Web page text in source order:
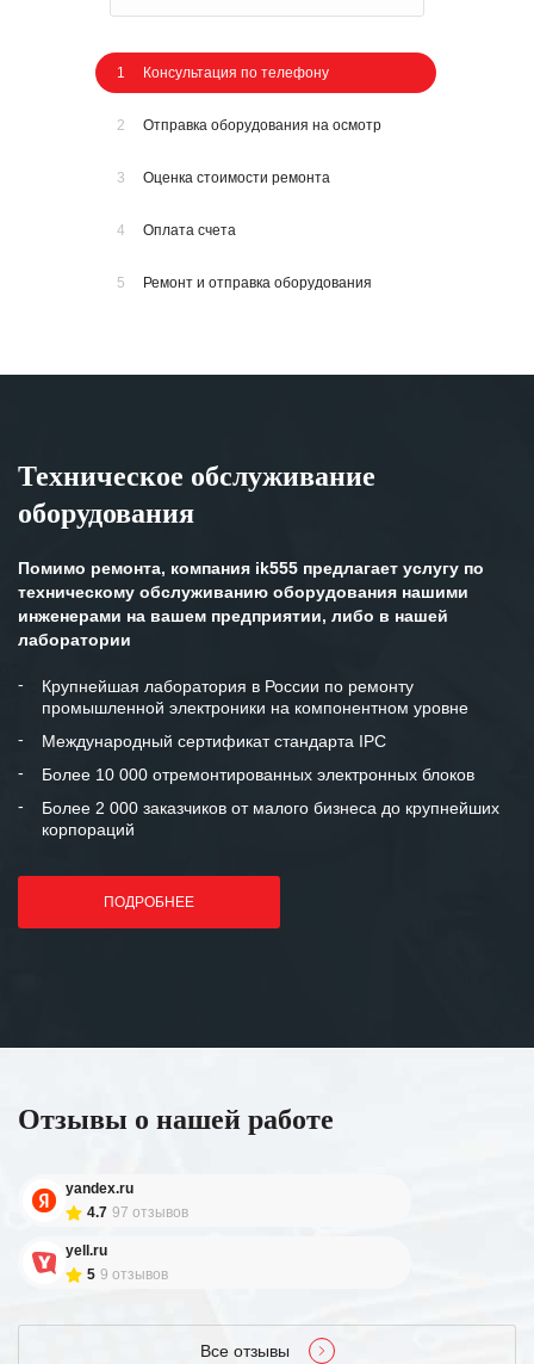
1 Консультация по телефону
2 Отправка оборудования на осмотр
3 Оценка стоимости ремонта
4 Оплата счета
5 Ремонт и отправка оборудования
Техническое обслуживание
оборудования
Помимо ремонта, компания ik555 предлагает услугу по
техническому обслуживанию оборудования нашими
инженерами на вашем предприятии, либо в нашей
лаборатории
Крупнейшая лаборатория в России по ремонту
промышленной электроники на компонентном уровне
Международный сертификат стандарта IPC
Более 10 000 отремонтированных электронных блоков
Более 2 000 заказчиков от малого бизнеса до крупнейших
корпораций
ПОДРОБНЕЕ
Отзывы о нашей работе
yandex.ru
4.7 97 отзывов
yell.ru
5 9 отзывов
Все отзывы